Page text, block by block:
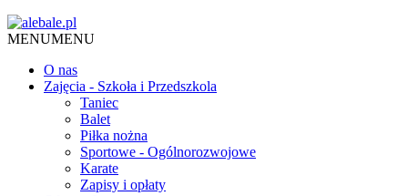
MENUMENU
O nas
Zajęcia - Szkoła i Przedszkola
Taniec
Balet
Piłka nożna
Sportowe - Ogólnorozwojowe
Karate
Zapisy i opłaty